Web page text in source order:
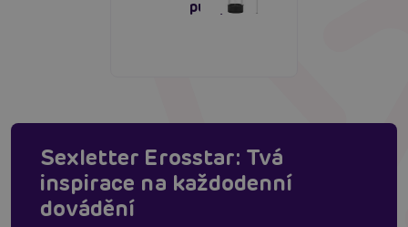
pumpa
Sexletter Erosstar: Tvá
inspirace na každodenní
dovádění